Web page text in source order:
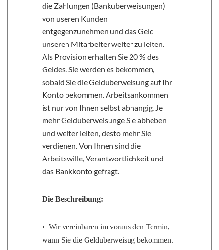
die Zahlungen (Bankuberweisungen)
von useren Kunden
entgegenzunehmen und das Geld
unseren Mitarbeiter weiter zu leiten.
Als Provision erhalten Sie 20 % des
Geldes. Sie werden es bekommen,
sobald Sie die Gelduberweisung auf Ihr
Konto bekommen. Arbeitsankommen
ist nur von Ihnen selbst abhangig. Je
mehr Gelduberweisunge Sie abheben
und weiter leiten, desto mehr Sie
verdienen. Von Ihnen sind die
Arbeitswille, Verantwortlichkeit und
das Bankkonto gefragt.
Die Beschreibung:
• Wir vereinbaren im voraus den Termin,
wann Sie die Gelduberweisug bekommen.